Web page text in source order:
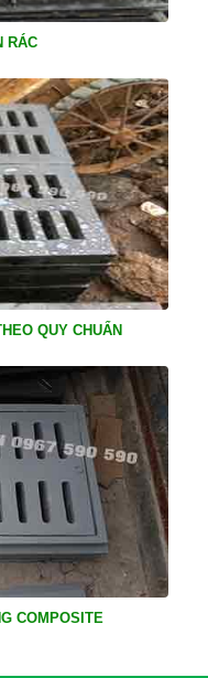
RÁC
QUY CHUẨN
COMPOSITE